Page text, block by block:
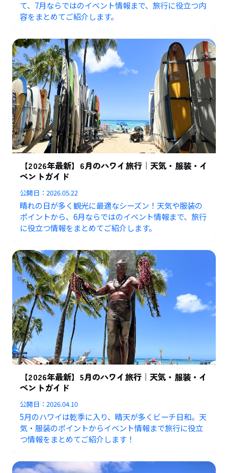
て、7月ならではのイベント情報まで、旅行に役立つ内
容をまとめてご紹介します。
【2026年最新】6月のハワイ旅行｜天気・服装・イ
ベントガイド
公開日：2026.05.22
晴れの日が多く観光に最適なシーズン！天気や服装の
ポイントから、6月ならではのイベント情報まで、旅行
に役立つ情報をまとめてご紹介します。
【2026年最新】5月のハワイ旅行｜天気・服装・イ
ベントガイド
公開日：2026.04.10
5月のハワイは乾季に入り、晴天が多くビーチ日和。天
気・服装のポイントからイベント情報まで旅行に役立
つ情報をまとめてご紹介します！